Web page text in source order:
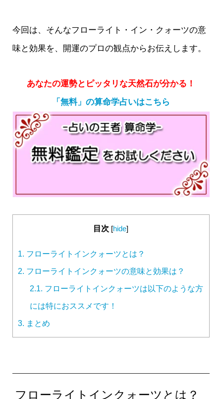
今回は、そんなフローライト・イン・クォーツの意
味と効果を、開運のプロの観点からお伝えします。
あなたの運勢とピッタリな天然石が分かる！
「無料」の算命学占いはこちら
目次 [hide]
1. フローライトインクォーツとは？
2. フローライトインクォーツの意味と効果は？
2.1. フローライトインクォーツは以下のような方
には特におススメです！
3. まとめ
フローライトインクォーツとは？